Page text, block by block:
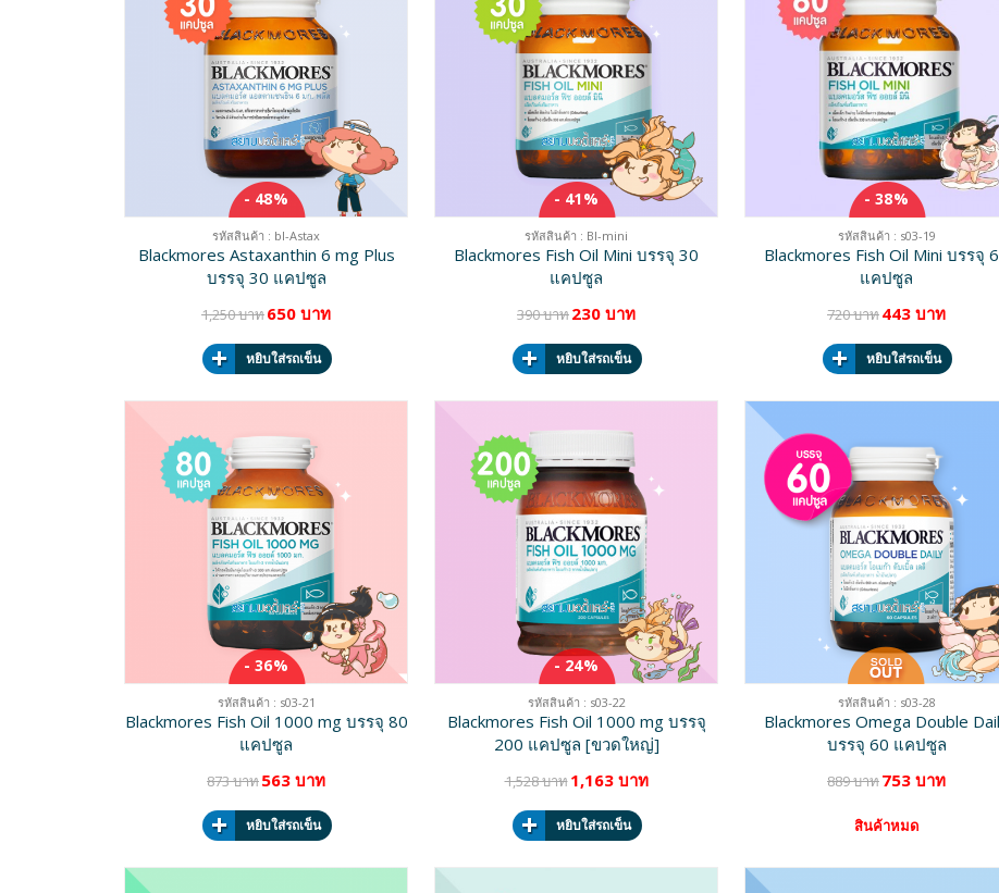
- 48%
รหัสสินค้า : bl-Astax
Blackmores Astaxanthin 6 mg Plus
บรรจุ 30 แคปซูล
1,250 บาท650 บาท
หยิบใส่รถเข็น
- 41%
รหัสสินค้า : Bl-mini
Blackmores Fish Oil Mini บรรจุ 30
แคปซูล
390 บาท230 บาท
หยิบใส่รถเข็น
- 38%
รหัสสินค้า : s03-19
Blackmores Fish Oil Mini บรรจุ
แคปซูล
720 บาท443 บาท
หยิบใส่รถเข็น
- 36%
รหัสสินค้า : s03-21
Blackmores Fish Oil 1000 mg บรรจุ 80
แคปซูล
873 บาท563 บาท
หยิบใส่รถเข็น
- 24%
รหัสสินค้า : s03-22
Blackmores Fish Oil 1000 mg บรรจุ
200 แคปซูล [ขวดใหญ่]
1,528 บาท1,163 บาท
หยิบใส่รถเข็น
รหัสสินค้า : s03-28
Blackmores Omega Double
บรรจุ 60 แคปซูล
889 บาท753 บาท
สินค้าหมด